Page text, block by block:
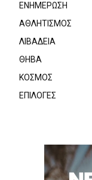
ΕΝΗΜΕΡΩΣΗ
ΑΘΛΗΤΙΣΜΟΣ
ΛΙΒΑΔΕΙΑ
ΘΗΒΑ
ΚΟΣΜΟΣ
ΕΠΙΛΟΓΕΣ